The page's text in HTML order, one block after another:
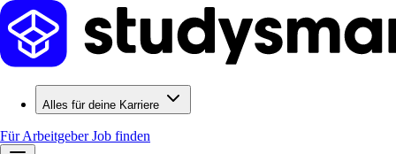
Alles für deine Karriere
Für ArbeitgeberJob finden